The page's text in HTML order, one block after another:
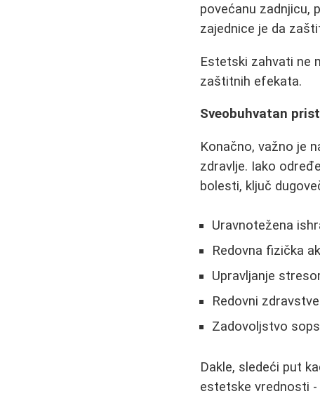
povećanu zadnjicu,
zajednice je da
Estetski zahvati ne
zaštitnih efekata.
Sveobuhvatan
Konačno, važno je
zdravlje. Iako
bolesti, ključ
Uravnotežena
Redovna fizička
Upravljanje
Redovni
Zadovoljstvo
Dakle, sledeći put
estetske vrednosti